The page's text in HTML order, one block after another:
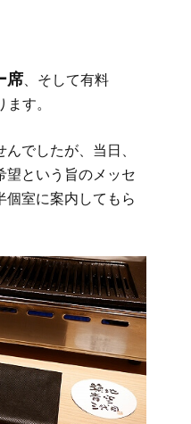
席 、そして有料
ます。
でしたが、当日、
望という旨のメッセ
個室に案内してもら